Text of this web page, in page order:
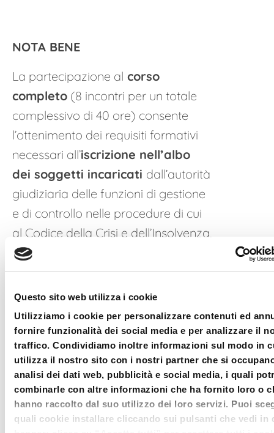
Questo sito web utilizza i cookie
Utilizziamo i cookie per personalizzare contenuti ed
fornire funzionalità dei social media e per analizzare il
traffico. Condividiamo inoltre informazioni sul modo in
utilizza il nostro sito con i nostri partner che si
analisi dei dati web, pubblicità e social media, i quali
combinarle con altre informazioni che ha fornito loro o
hanno raccolto dal suo utilizzo dei loro servizi. Puoi
quali cookie installare cliccando sui pulsanti che vedi in
NOTA BENE
La partecipazione al corso
completo (8 incontri per un totale
complessivo di 40 ore) consente
l’ottenimento dei requisiti formativi
necessari all’iscrizione nell’albo
dei soggetti incaricati dall’autorità
giudiziaria delle funzioni di gestione
e di controllo nelle procedure di cui
al Codice della Crisi e dell’Insolvenza,
albo che consentirà altresì
l’assunzione dell’incarico di
attestatore.
È possibile partecipare aisingoli
incontri, al costo di € 40,00 oltre
IVA, con acquisizione dei soli
crediti formativicorrelati a
ciascuno di questi.